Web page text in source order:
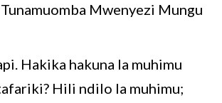
Mwenyezi Mungu
Hakika hakuna la muhimu
Hili ndilo la muhimu;